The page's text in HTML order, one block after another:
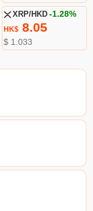
XRP/HKD -1.28%
HK$8.05
$ 1.033